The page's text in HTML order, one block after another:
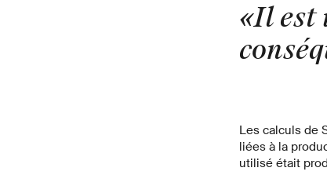
«Il est
Les calculs de
liées à la
utilisé était